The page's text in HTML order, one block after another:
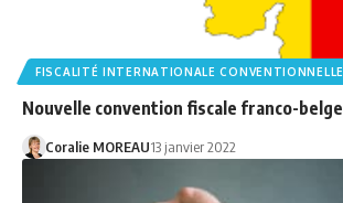
FISCALITÉ INTERNATIONALE CONVENTIONNELLE
Nouvelle convention fiscale franco-belge
Coralie MOREAU13 janvier 2022